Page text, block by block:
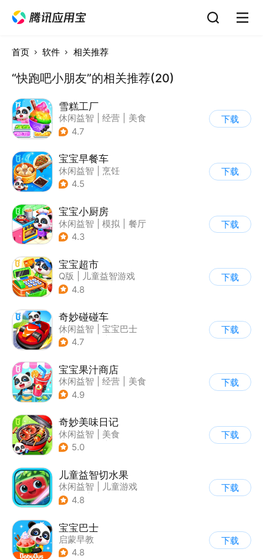
首页 软件 相关推荐
“快跑吧小朋友”的相关推荐(20)
雪糕工厂
休闲益智 经营
美食
| 宝宝巴士
4.7
下载
宝宝早餐车
休闲益智
烹饪
| 宝宝巴士
4.5
下载
宝宝小厨房
休闲益智 模拟
餐厅
| 宝宝巴士
4.3
下载
宝宝超市
Q版
儿童益智游戏
4.8
下载
奇妙碰碰车
休闲益智
宝宝巴士
| 儿童游戏
4.7
下载
宝宝果汁商店
休闲益智 经营
美食
| 宝宝巴士
4.9
下载
奇妙美味日记
休闲益智
美食
| 宝宝巴士
5.0
下载
儿童益智切水果
休闲益智
儿童游戏
| 卡通
4.8
下载
宝宝巴士
启蒙早教
| 儿童益智游戏
4.8
下载